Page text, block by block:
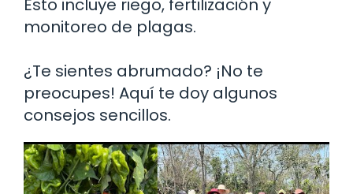
Esto incluye riego, fertilización y
monitoreo de plagas.
¿Te sientes abrumado? ¡No te
preocupes! Aquí te doy algunos
consejos sencillos.